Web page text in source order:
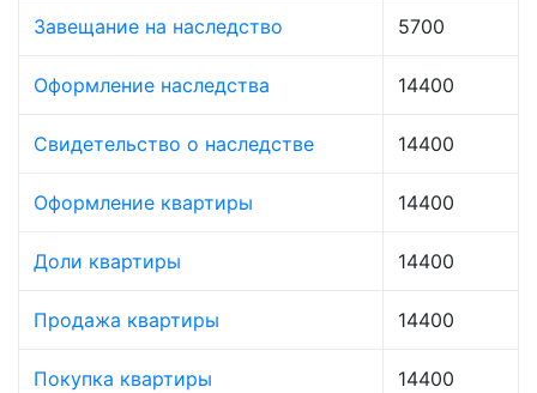
Завещание на наследство 5700
Оформление наследства 14400
Свидетельство о наследстве 14400
Оформление квартиры 14400
Доли квартиры 14400
Продажа квартиры 14400
Покупка квартиры 14400